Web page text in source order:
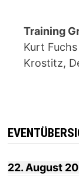
Training
Kurt
Krostitz,
22. August